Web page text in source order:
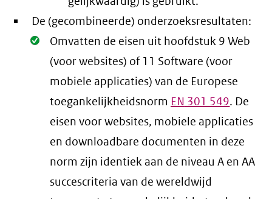
De (gecombineerde) onderzoeksresultaten:
Oké.
Omvatten de eisen uit hoofdstuk 9 Web
(voor websites) of 11 Software (voor
mobiele applicaties) van de Europese
toegankelijkheidsnorm EN 301 549. De
eisen voor websites, mobiele applicaties
en downloadbare documenten in deze
norm zijn identiek aan de niveau A en AA
succescriteria van de wereldwijd